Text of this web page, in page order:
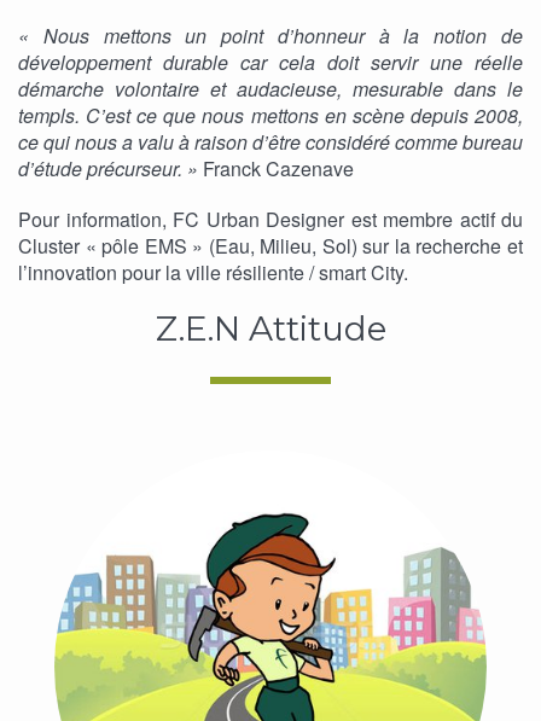
« Nous mettons un point d’honneur à la notion de
développement durable car cela doit servir une réelle
démarche volontaire et audacieuse, mesurable dans le
templs. C’est ce que nous mettons en scène depuis 2008,
ce qui nous a valu à raison d’être considéré comme bureau
d’étude précurseur. » Franck Cazenave
Pour information, FC Urban Designer est membre actif du
Cluster « pôle EMS » (Eau, Milieu, Sol) sur la recherche et
l’innovation pour la ville résiliente / smart City.
Z.E.N Attitude